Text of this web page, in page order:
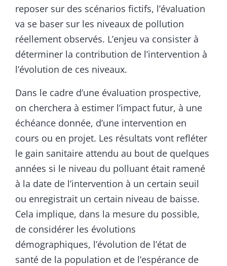
reposer sur des scénarios fictifs, l’évaluation
va se baser sur les niveaux de pollution
réellement observés. L’enjeu va consister à
déterminer la contribution de l’intervention à
l’évolution de ces niveaux.
Dans le cadre d’une évaluation prospective,
on cherchera à estimer l’impact futur, à une
échéance donnée, d’une intervention en
cours ou en projet. Les résultats vont refléter
le gain sanitaire attendu au bout de quelques
années si le niveau du polluant était ramené
à la date de l’intervention à un certain seuil
ou enregistrait un certain niveau de baisse.
Cela implique, dans la mesure du possible,
de considérer les évolutions
démographiques, l’évolution de l’état de
santé de la population et de l’espérance de